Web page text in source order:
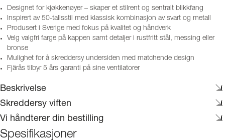
Designet for kjøkkenøyer – skaper et stilrent og sentralt blikkfang
Inspirert av 50-tallsstil med klassisk kombinasjon av svart og metall
Produsert i Sverige med fokus på kvalitet og håndverk
Velg valgfri farge på kappen samt detaljer i rustfritt stål, messing eller
bronse
Mulighet for å skreddersy undersiden med matchende design
Fjärås tilbyr 5 års garanti på sine ventilatorer
Beskrivelse
Skreddersy viften
Vi håndterer din bestilling
Spesifikasjoner